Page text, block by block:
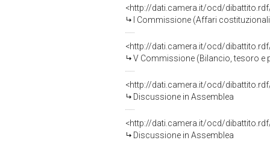
<http://dati.camera.it/ocd/
I Commissione (Affari
<http://dati.camera.it/ocd/
V Commissione (Bilancio, tesoro e
<http://dati.camera.it/ocd/
Discussione in Assemblea
<http://dati.camera.it/ocd/
Discussione in Assemblea